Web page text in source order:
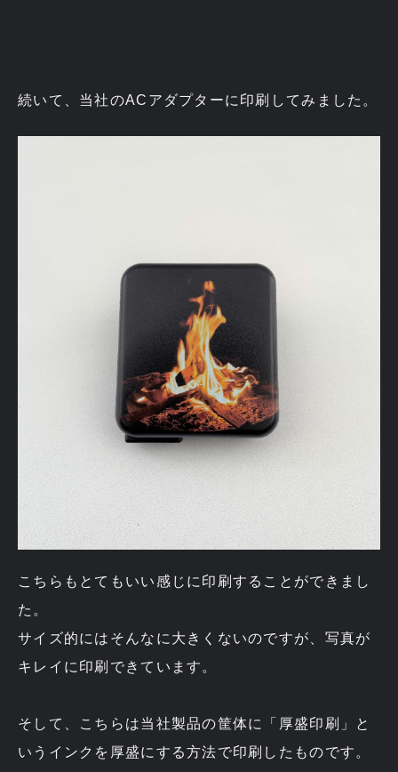
続いて、当社のACアダプターに印刷してみました。
こちらもとてもいい感じに印刷することができまし
た。
サイズ的にはそんなに大きくないのですが、写真が
キレイに印刷できています。
そして、こちらは当社製品の筐体に「厚盛印刷」と
いうインクを厚盛にする方法で印刷したものです。